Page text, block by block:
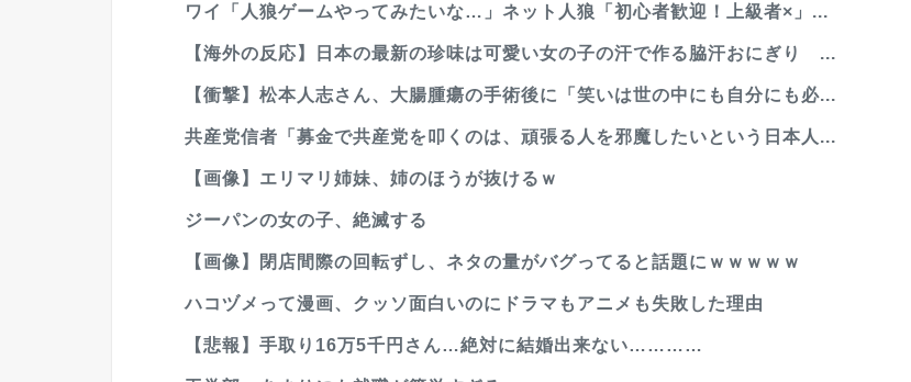
ワイ「人狼ゲームやってみたいな…」ネット人狼「初心者歓迎！上級者×」...
【海外の反応】日本の最新の珍味は可愛い女の子の汗で作る脇汗おにぎり ...
【衝撃】松本人志さん、大腸腫瘍の手術後に「笑いは世の中にも自分にも必...
共産党信者「募金で共産党を叩くのは、頑張る人を邪魔したいという日本人...
【画像】エリマリ姉妹、姉のほうが抜けるｗ
ジーパンの女の子、絶滅する
【画像】閉店間際の回転ずし、ネタの量がバグってると話題にｗｗｗｗｗ
ハコヅメって漫画、クッソ面白いのにドラマもアニメも失敗した理由
【悲報】手取り16万5千円さん…絶対に結婚出来ない…………